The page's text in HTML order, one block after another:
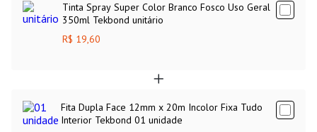
Tinta Spray Super Color Branco Fosco Uso Geral
350ml Tekbond unitário
R$ 19,60
Fita Dupla Face 12mm x 20m Incolor Fixa Tudo
Interior Tekbond 01 unidade